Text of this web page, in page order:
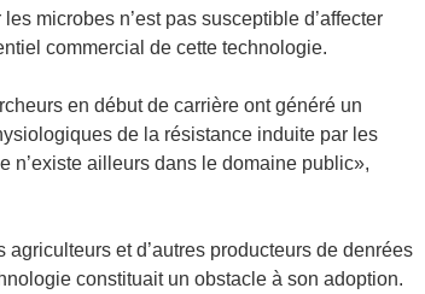
u
v
e
d
a
u
n
u
v
e
d
a
u
n
microbes n’est pas susceptible d’affecter
commercial de cette technologie.
en début de carrière ont généré un
de la résistance induite par les
n’existe ailleurs dans le domaine public»,
et d’autres producteurs de denrées
constituait un obstacle à son adoption.